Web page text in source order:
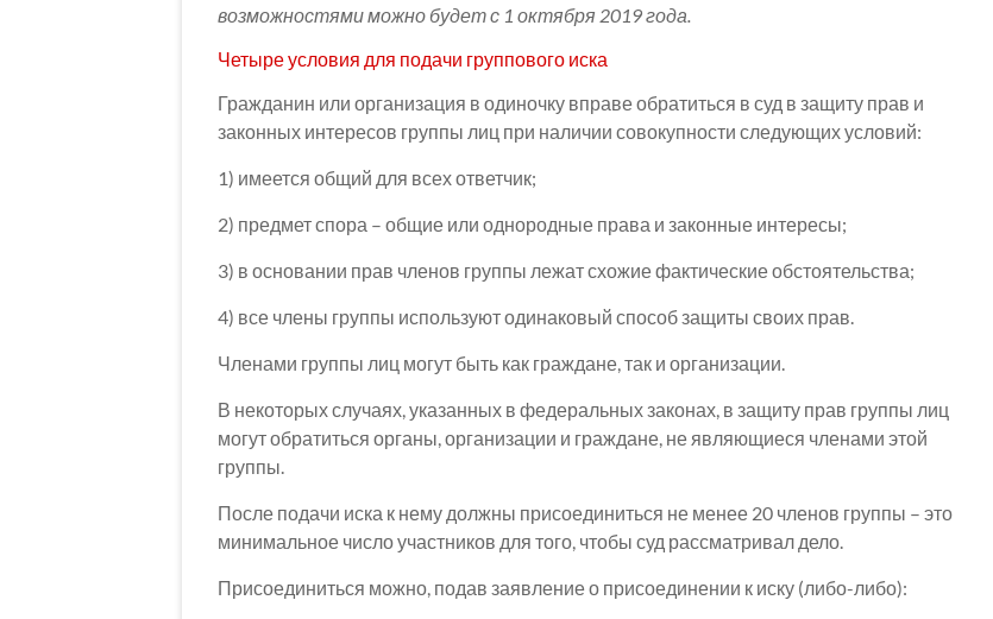
возможностями можно будет с 1 октября 2019 года.
Четыре условия для подачи группового иска
Гражданин или организация в одиночку вправе обратиться в суд в защиту прав и
законных интересов группы лиц при наличии совокупности следующих условий:
1) имеется общий для всех ответчик;
2) предмет спора – общие или однородные права и законные интересы;
3) в основании прав членов группы лежат схожие фактические обстоятельства;
4) все члены группы используют одинаковый способ защиты своих прав.
Членами группы лиц могут быть как граждане, так и организации.
В некоторых случаях, указанных в федеральных законах, в защиту прав группы лиц
могут обратиться органы, организации и граждане, не являющиеся членами этой
группы.
После подачи иска к нему должны присоединиться не менее 20 членов группы – это
минимальное число участников для того, чтобы суд рассматривал дело.
Присоединиться можно, подав заявление о присоединении к иску (либо-либо):